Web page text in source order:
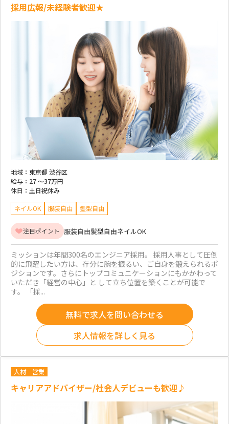
採用広報/未経験者歓迎★
地域： 東京都 渋谷区
給与： 27 ～37万円
休日： 土日祝休み
ネイルOK 服装自由 髪型自由
注目ポイント 服装自由髪型自由ネイルOK
ミッションは年間300名のエンジニア採用。 採用人事として圧倒
的に飛躍したい方は、存分に腕を振るい、ご自身を鍛えられるポ
ジションです。さらにトップコミュニケーションにもかかわって
いただき「経営の中心」と して立ち位置を築くことが可能で
す。 「採...
無料で求人を問い合わせる
求人情報を詳しく見る
人材 営業
キャリアアドバイザー/社会人デビューも歓迎♪